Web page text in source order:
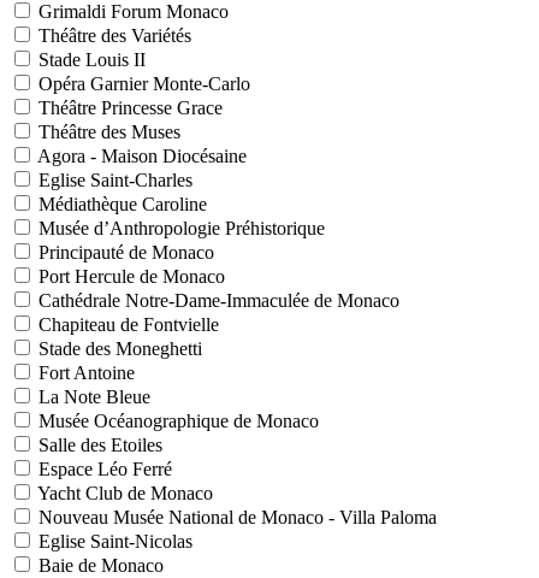
Grimaldi Forum Monaco
Théâtre des Variétés
Stade Louis II
Opéra Garnier Monte-Carlo
Théâtre Princesse Grace
Théâtre des Muses
Agora - Maison Diocésaine
Eglise Saint-Charles
Médiathèque Caroline
Musée d’Anthropologie Préhistorique
Principauté de Monaco
Port Hercule de Monaco
Cathédrale Notre-Dame-Immaculée de Monaco
Chapiteau de Fontvielle
Stade des Moneghetti
Fort Antoine
La Note Bleue
Musée Océanographique de Monaco
Salle des Etoiles
Espace Léo Ferré
Yacht Club de Monaco
Nouveau Musée National de Monaco - Villa Paloma
Eglise Saint-Nicolas
Baie de Monaco